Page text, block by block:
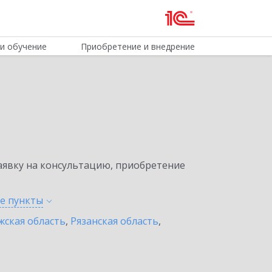
обучение Приобретение и внедрение
на консультацию, приобретение
пункты
область, Рязанская область,